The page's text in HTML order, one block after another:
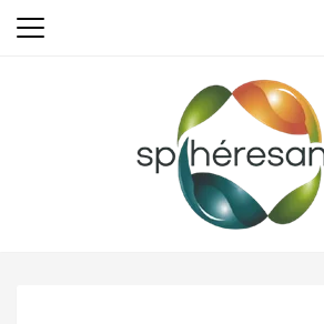
Aller
au